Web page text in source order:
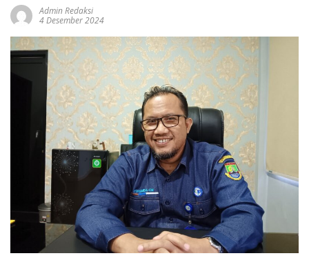
Admin Redaksi
4 Desember 2024